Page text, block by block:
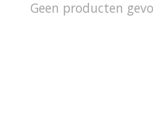
Geen producten